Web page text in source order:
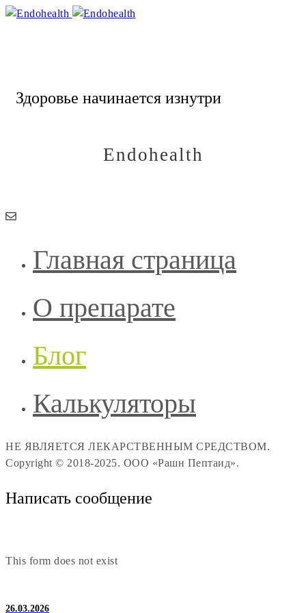
Здоровье начинается изнутри
Endohealth
Главная страница
О препарате
Блог
Калькуляторы
НЕ ЯВЛЯЕТСЯ ЛЕКАРСТВЕННЫМ СРЕДСТВОМ.
Copyright © 2018-2025. ООО «Рашн Пептаид».
Написать сообщение
This form does not exist
26.03.2026